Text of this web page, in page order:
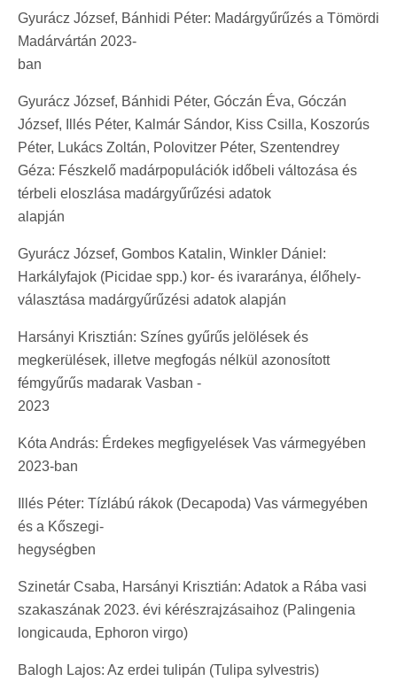
Gyurácz József, Bánhidi Péter: Madárgyűrűzés a Tömördi
Madárvártán 2023-
Gyurácz József, Bánhidi Péter, Góczán Éva, Góczán
József, Illés Péter, Kalmár Sándor, Kiss Csilla, Koszorús
Péter, Lukács Zoltán, Polovitzer Péter, Szentendrey
Géza: Fészkelő madárpopulációk időbeli változása és
térbeli eloszlása madárgyűrűzési adatok
alapján
Gyurácz József, Gombos Katalin, Winkler Dániel:
Harkályfajok (Picidae spp.) kor- és ivararánya, élőhely-
választása madárgyűrűzési adatok alapján
Harsányi Krisztián: Színes gyűrűs jelölések és
megkerülések, illetve megfogás nélkül azonosított
fémgyűrűs madarak Vasban -
2023
Kóta András: Érdekes megfigyelések Vas vármegyében
2023-ban
Illés Péter: Tízlábú rákok (Decapoda) Vas vármegyében
és a Kőszegi-
Szinetár Csaba, Harsányi Krisztián: Adatok a Rába vasi
szakaszának 2023. évi kérészrajzásaihoz (Palingenia
longicauda, Ephoron virgo)
Balogh Lajos: Az erdei tulipán (Tulipa sylvestris)